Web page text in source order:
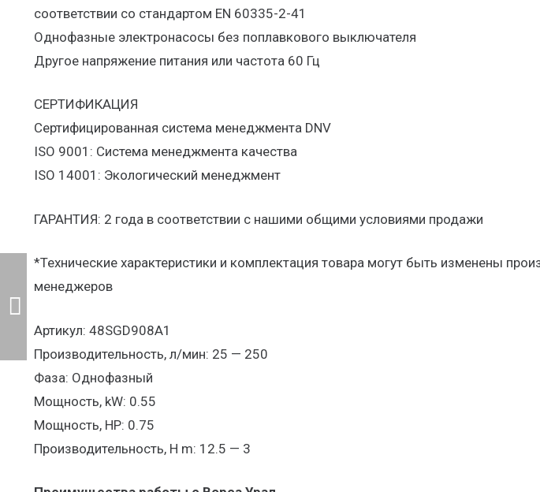
соответствии со стандартом EN 60335-2-41
Однофазные электронасосы без поплавкового выключателя
Другое напряжение питания или частота 60 Гц
СЕРТИФИКАЦИЯ
Сертифицированная система менеджмента DNV
ISO 9001: Система менеджмента качества
ISO 14001: Экологический менеджмент
ГАРАНТИЯ: 2 года в соответствии с нашими общими условиями продажи
*Технические характеристики и комплектация товара могут быть изменены
менеджеров
Артикул: 48SGD908A1
Производительность, л/мин: 25 — 250
Фаза: Однофазный
Мощность, kW: 0.55
Мощность, HP: 0.75
Производительность, H m: 12.5 — 3